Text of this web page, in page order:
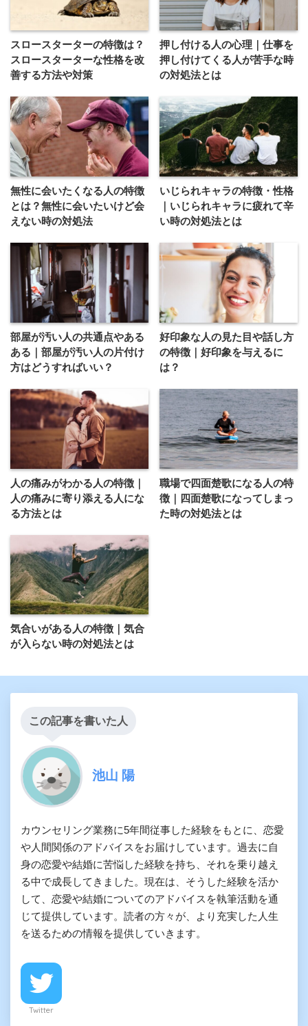
スロースターターの特徴は？
スロースターターな性格を改
善する方法や対策
押し付ける人の心理｜仕事を
押し付けてくる人が苦手な時
の対処法とは
無性に会いたくなる人の特徴
とは？無性に会いたいけど会
えない時の対処法
いじられキャラの特徴・性格
｜いじられキャラに疲れて辛
い時の対処法とは
部屋が汚い人の共通点やある
ある｜部屋が汚い人の片付け
方はどうすればいい？
好印象な人の見た目や話し方
の特徴｜好印象を与えるに
は？
人の痛みがわかる人の特徴｜
人の痛みに寄り添える人にな
る方法とは
職場で四面楚歌になる人の特
徴｜四面楚歌になってしまっ
た時の対処法とは
気合いがある人の特徴｜気合
が入らない時の対処法とは
この記事を書いた人
池山 陽
カウンセリング業務に5年間従事した経験をもとに、恋愛
や人間関係のアドバイスをお届けしています。過去に自
身の恋愛や結婚に苦悩した経験を持ち、それを乗り越え
る中で成長してきました。現在は、そうした経験を活か
して、恋愛や結婚についてのアドバイスを執筆活動を通
じて提供しています。読者の方々が、より充実した人生
を送るための情報を提供していきます。
Twitter